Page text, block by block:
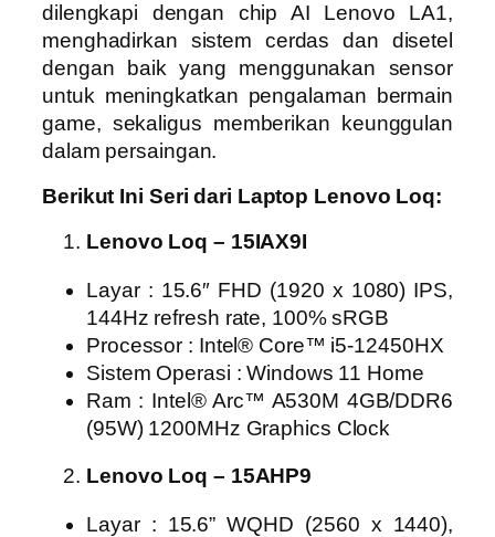
dilengkapi dengan chip AI Lenovo LA1,
menghadirkan sistem cerdas dan disetel
dengan baik yang menggunakan sensor
untuk meningkatkan pengalaman bermain
game, sekaligus memberikan keunggulan
dalam persaingan.
Berikut Ini Seri dari Laptop Lenovo Loq:
Lenovo Loq – 15IAX9I
Layar : 15.6″ FHD (1920 x 1080) IPS,
144Hz refresh rate, 100% sRGB
Processor : Intel® Core™ i5-12450HX
Sistem Operasi : Windows 11 Home
Ram : Intel® Arc™ A530M 4GB/DDR6
(95W) 1200MHz Graphics Clock
Lenovo Loq – 15AHP9
Layar : 15.6” WQHD (2560 x 1440),